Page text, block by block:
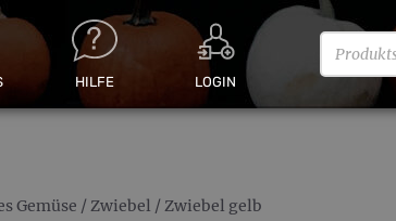
HILFE LOGIN
Gemüse / Zwiebel / Zwiebel gelb